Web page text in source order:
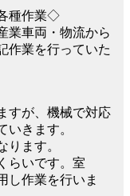
種作業◇
業車両・物流から
作業を行っていた
すが、機械で対応
いきます。
ります。
らいです。室
し作業を行いま